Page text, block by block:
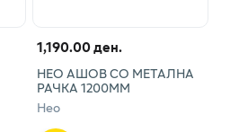
1,190.00 ден.
НЕО АШОВ СО МЕТАЛНА
РАЧКА 1200ММ
Нео